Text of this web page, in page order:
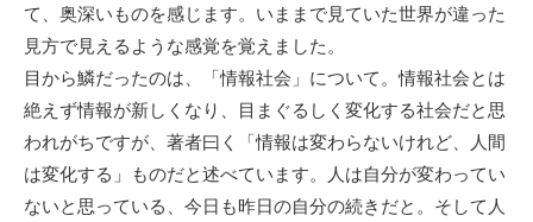
て、奥深いものを感じます。いままで見ていた世界が違った
見方で見えるような感覚を覚えました。
目から鱗だったのは、「情報社会」について。情報社会とは
絶えず情報が新しくなり、目まぐるしく変化する社会だと思
われがちですが、著者曰く「情報は変わらないけれど、人間
は変化する」ものだと述べています。人は自分が変わってい
ないと思っている、今日も昨日の自分の続きだと。そして人